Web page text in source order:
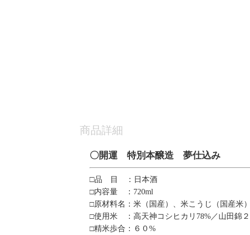
商品詳細
〇開運 特別本醸造 夢仕込み
□品 目 ：日本酒
□内容量 ： 720ml
□原材料名：米（国産）、米こうじ（国産米）
□使用米 ：高天神コシヒカリ78%／山田錦２
□精米歩合：６０%